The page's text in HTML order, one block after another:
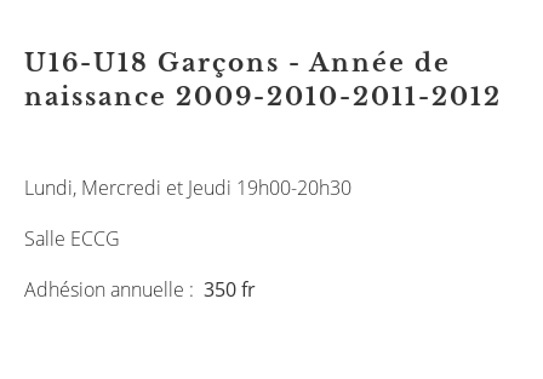
U16-U18 Garçons - Année de
naissance 2009-2010-2011-2012
Lundi, Mercredi et Jeudi 19h00-20h30
Salle ECCG
Adhésion annuelle : 350 fr